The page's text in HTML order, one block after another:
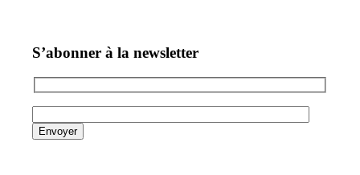
S’abonner à la newsletter